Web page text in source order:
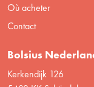
Où acheter
Contact
Bolsius
Kerkendijk 126